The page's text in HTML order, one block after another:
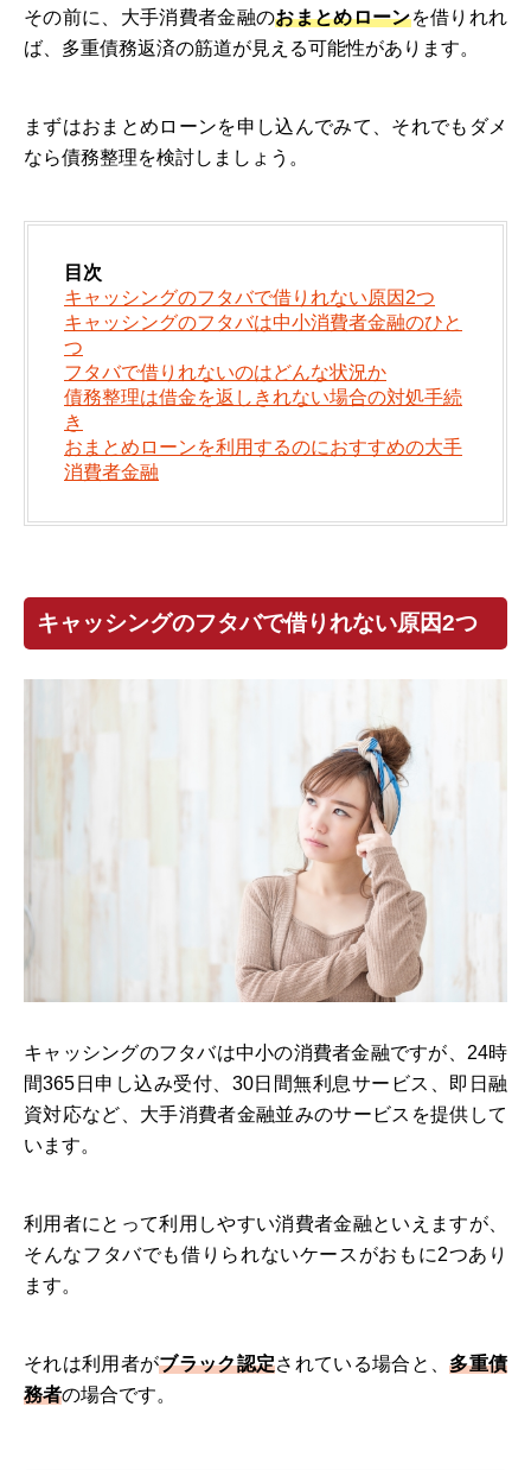
その前に、大手消費者金融のおまとめローンを借りれれ
ば、多重債務返済の筋道が見える可能性があります。
まずはおまとめローンを申し込んでみて、それでもダメ
なら債務整理を検討しましょう。
目次
キャッシングのフタバで借りれない原因2つ
キャッシングのフタバは中小消費者金融のひと
つ
フタバで借りれないのはどんな状況か
債務整理は借金を返しきれない場合の対処手続
き
おまとめローンを利用するのにおすすめの大手
消費者金融
キャッシングのフタバで借りれない原因2つ
キャッシングのフタバは中小の消費者金融ですが、24時
間365日申し込み受付、30日間無利息サービス、即日融
資対応など、大手消費者金融並みのサービスを提供して
います。
利用者にとって利用しやすい消費者金融といえますが、
そんなフタバでも借りられないケースがおもに2つあり
ます。
それは利用者がブラック認定されている場合と、多重債
務者の場合です。